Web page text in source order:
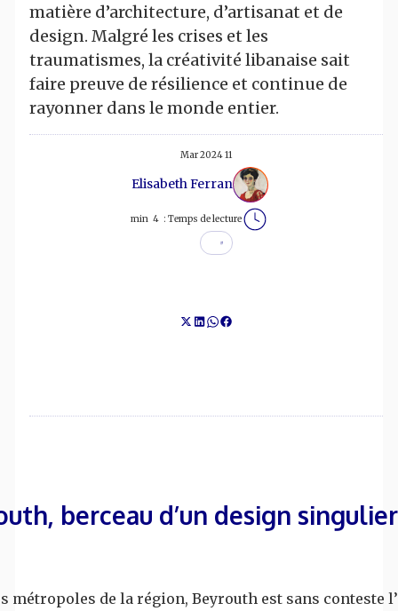
matière d’architecture, d’artisanat et de
design. Malgré les crises et les
traumatismes, la créativité libanaise sait
faire preuve de résilience et continue de
rayonner dans le monde entier.
11 Mar 2024
Elisabeth Ferran
Temps de lecture :
4
min
berceau d’un design singulier
métropoles de la région, Beyrouth est sans conteste